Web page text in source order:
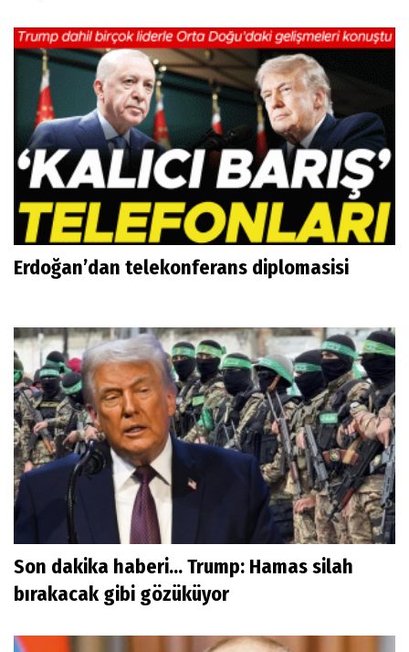
Erdoğan’dan telekonferans diplomasisi
Son dakika haberi... Trump: Hamas silah
bırakacak gibi gözüküyor